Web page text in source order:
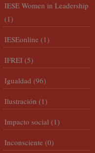
IESE Women in Leadership
(1)
IESEonline (1)
IFREI (5)
Igualdad (96)
Ilustración (1)
Impacto social (1)
Inconsciente (0)